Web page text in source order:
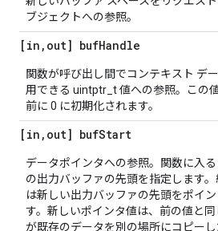
ブジェクトへの参照。
[in , out] bufHandle
関数が呼び出し間でコンテキスト デ
用できる uintptr_t 値への参照。この
前に 0 に初期化されます。
[in , out] bufStart
データポインタへの参照。関数に入る
の出力バッファの先頭を指定します。
は新しい出力バッファの先頭をポイ
す。新しいポインタ値は、前の値と
が既存のデータを別の場所にコピー